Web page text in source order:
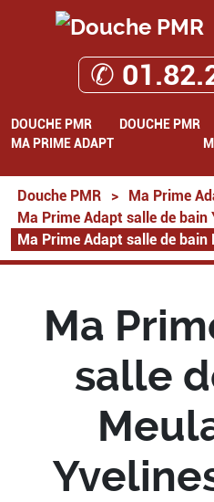
✆
DOUCHE PMR DOUCHE PMR
MA PRIME ADAPT
Douche PMR > Ma Prime
Ma Prime Adapt salle de bain
Ma Prime Adapt salle de bain
Ma
salle